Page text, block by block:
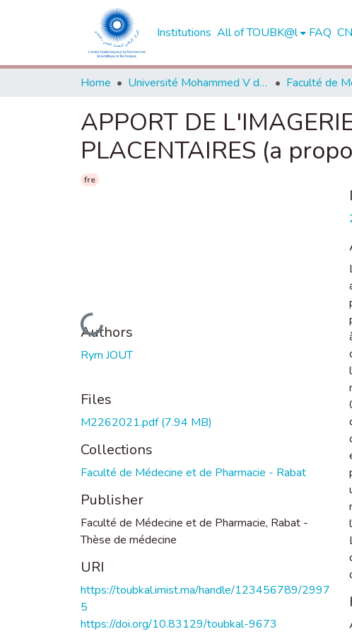
Institutions All of TOUBK@l FAQ
Home Université Mohammed V de Rabat
APPORT DE
PLACENTAIRES (a
fre
Loading...
Authors
Rym JOUT
Files
M2262021.pdf(7.94 MB)
Collections
Faculté de Médecine et de Pharmacie - Rabat
Publisher
Faculté de Médecine et de Pharmacie, Rabat -
Thèse de médecine
URI
https://toubkal.imist.ma/handle/123456789/2997
5
https://doi.org/10.83129/toubkal-9673